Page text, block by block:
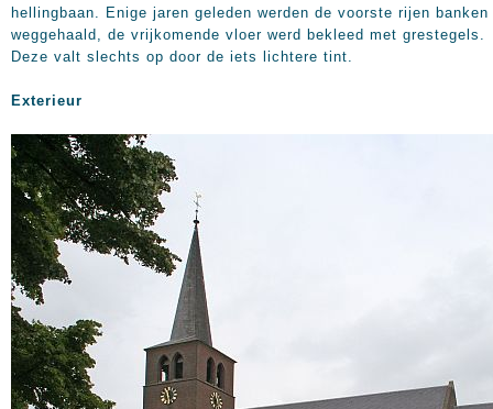
hellingbaan. Enige jaren geleden werden de voorste rijen banken
weggehaald, de vrijkomende vloer werd bekleed met grestegels.
Deze valt slechts op door de iets lichtere tint.
Exterieur